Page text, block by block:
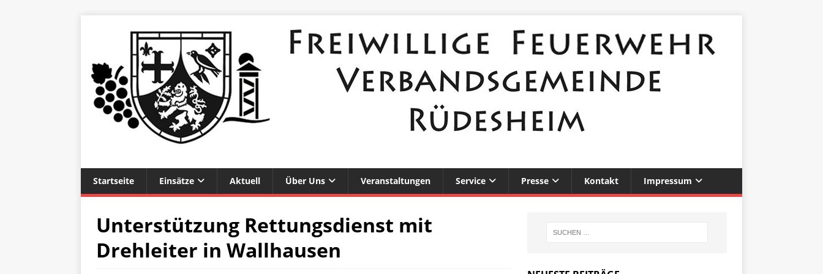
Startseite Einsätze Aktuell Über Uns Veranstaltungen Service Presse Kontakt Impressum
Unterstützung Rettungsdienst mit
Drehleiter in Wallhausen